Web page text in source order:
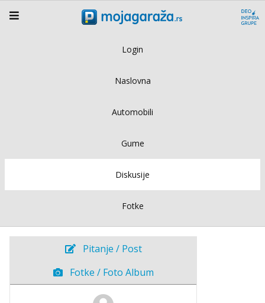
Login
Naslovna
Automobili
Gume
Diskusije
Fotke
Pitanje / Post
Fotke / Foto Album